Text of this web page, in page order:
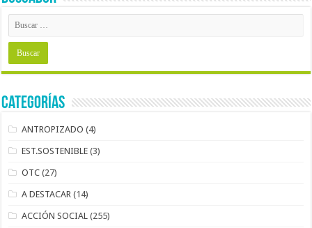
Categorías
ANTROPIZADO (4)
EST.SOSTENIBLE (3)
OTC (27)
A DESTACAR (14)
ACCIÓN SOCIAL (255)